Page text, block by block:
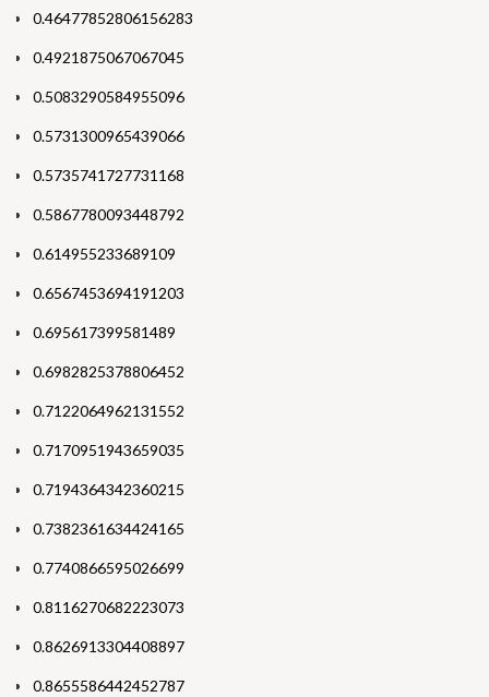
0.46477852806156283
0.4921875067067045
0.5083290584955096
0.5731300965439066
0.5735741727731168
0.5867780093448792
0.614955233689109
0.6567453694191203
0.695617399581489
0.6982825378806452
0.7122064962131552
0.7170951943659035
0.7194364342360215
0.7382361634424165
0.7740866595026699
0.8116270682223073
0.8626913304408897
0.8655586442452787